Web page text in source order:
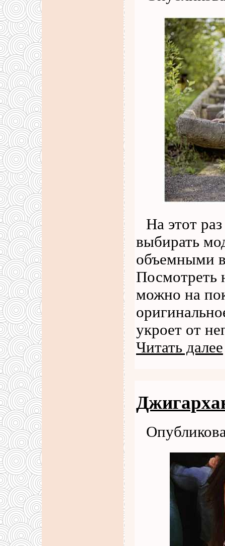
На этот
выбирать
объемными
Посмотреть
можно на
укроет от
Читать далее